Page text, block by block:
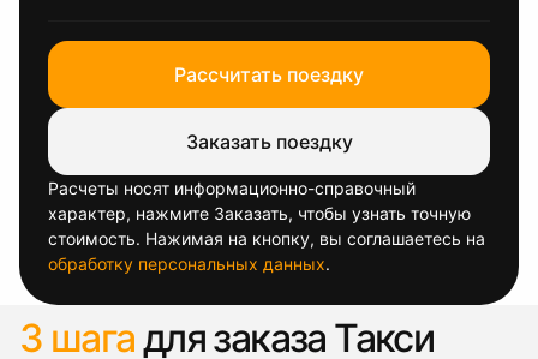
Рассчитать поездку
Заказать поездку
Расчеты носят информационно-справочный
характер, нажмите Заказать, чтобы узнать точную
стоимость. Нажимая на кнопку, вы соглашаетесь на
обработку персональных данных.
3 шагадля заказа Такси